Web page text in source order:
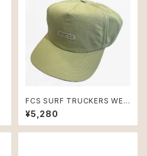
FCS SURF TRUCKERS WET
CAP Eucalyptus
¥5,280